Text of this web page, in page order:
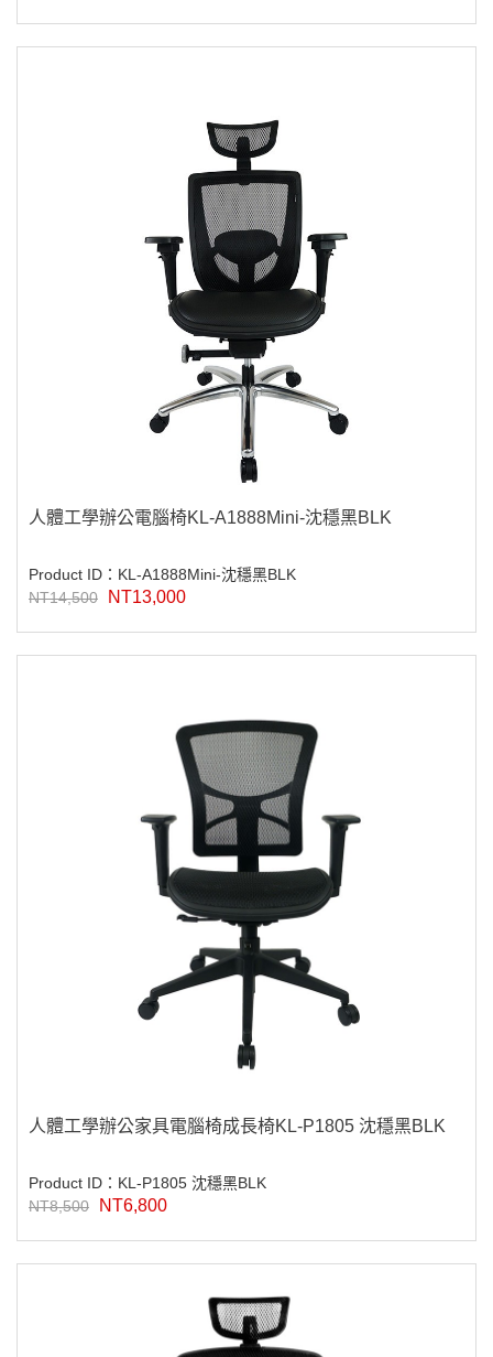
人體工學辦公電腦椅KL-A1888Mini-沈穩黑BLK
Product ID：KL-A1888Mini-沈穩黑BLK
NT14,500
NT13,000
人體工學辦公家具電腦椅成長椅KL-P1805 沈穩黑BLK
Product ID：KL-P1805 沈穩黑BLK
NT8,500
NT6,800